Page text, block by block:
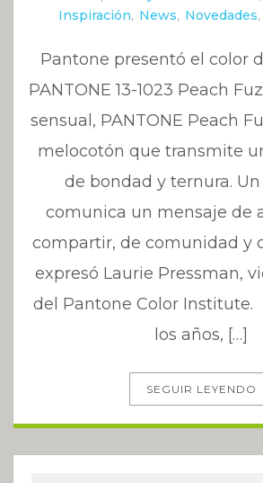
Inspiración, News, Novedades,
Pantone presentó el color
PANTONE 13-1023 Peach
sensual, PANTONE Peach
melocotón que transmite
de bondad y ternura.
comunica un mensaje de
compartir, de comunidad y
expresó Laurie Pressman,
del Pantone Color
los años, […]
SEGUIR LEYENDO